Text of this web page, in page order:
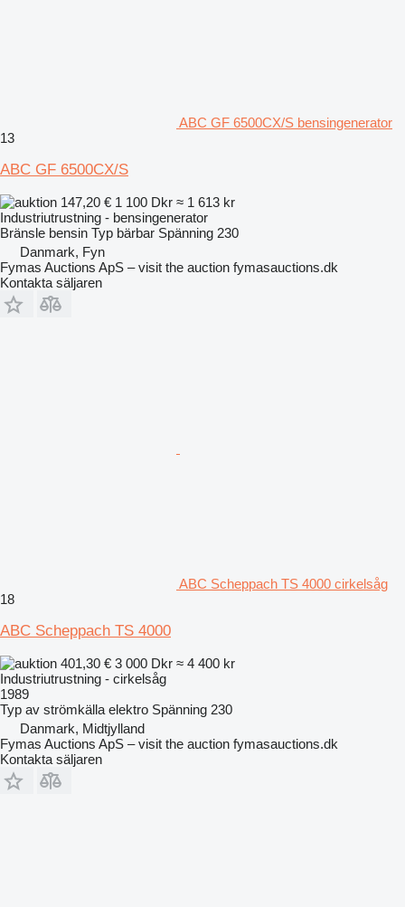
ABC GF 6500CX/S bensingenerator
13
ABC GF 6500CX/S
147,20 € 1 100 Dkr ≈ 1 613 kr
Industriutrustning - bensingenerator
Bränsle bensin Typ bärbar Spänning 230
Danmark, Fyn
Fymas Auctions ApS – visit the auction fymasauctions.dk
Kontakta säljaren
ABC Scheppach TS 4000 cirkelsåg
18
ABC Scheppach TS 4000
401,30 € 3 000 Dkr ≈ 4 400 kr
Industriutrustning - cirkelsåg
1989
Typ av strömkälla elektro Spänning 230
Danmark, Midtjylland
Fymas Auctions ApS – visit the auction fymasauctions.dk
Kontakta säljaren